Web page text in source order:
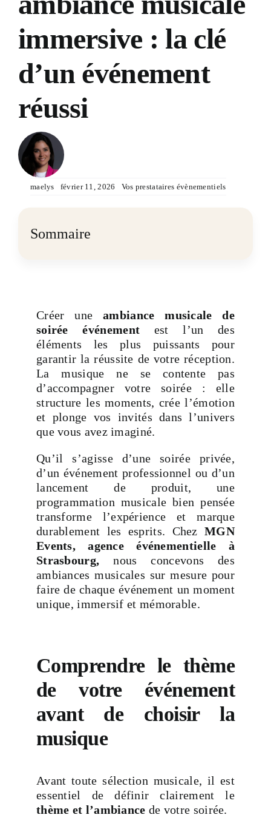
immersive : la clé
d’un événement
réussi
maelys février 11, 2026 Vos prestataires évènementiels
Créer une ambiance musicale de
soirée événement est l’un des
éléments les plus puissants pour
garantir la réussite de votre réception.
La musique ne se contente pas
d’accompagner votre soirée : elle
structure les moments, crée l’émotion
et plonge vos invités dans l’univers
que vous avez imaginé.
Qu’il s’agisse d’une soirée privée,
d’un événement professionnel ou d’un
lancement de produit, une
programmation musicale bien pensée
transforme l’expérience et marque
durablement les esprits. ChezMGN
Events, agence événementielle à
Strasbourg,nous concevons des
ambiances musicales sur mesure pour
faire de chaque événement un moment
unique, immersif et mémorable.
Comprendre le thème
de votre événement
avant de choisir la
musique
Avant toute sélection musicale, il est
essentiel de définir clairement le
thème et l’ambiance de votre soirée.
Sommaire